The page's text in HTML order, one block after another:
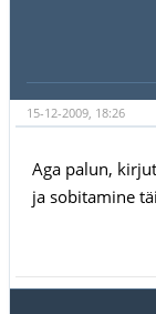
15-12-2009, 18:26
Aga palun,
ja sobitamine